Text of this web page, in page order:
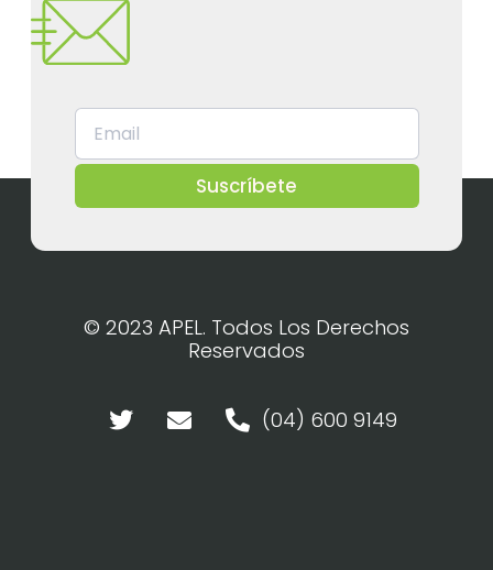
Suscríbete
© 2023 APEL. Todos Los Derechos
Reservados
(04) 600 9149